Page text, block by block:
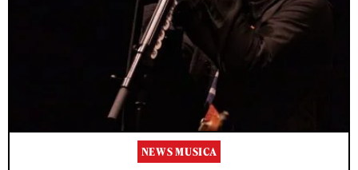
NEWS MUSICA